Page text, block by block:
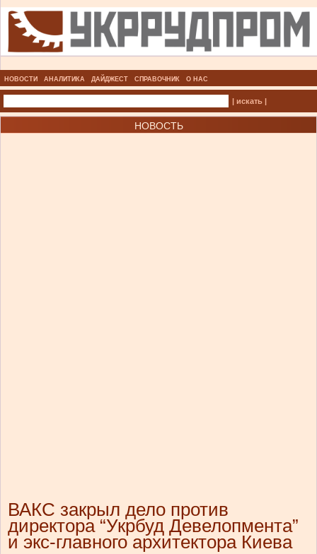
НОВОСТИ АНАЛИТИКА ДАЙДЖЕСТ СПРАВОЧНИК О НАС
| искать |
НОВОСТЬ
ВАКС закрыл дело против
директора “Укрбуд Девелопмента”
и экс-главного архитектора Киева